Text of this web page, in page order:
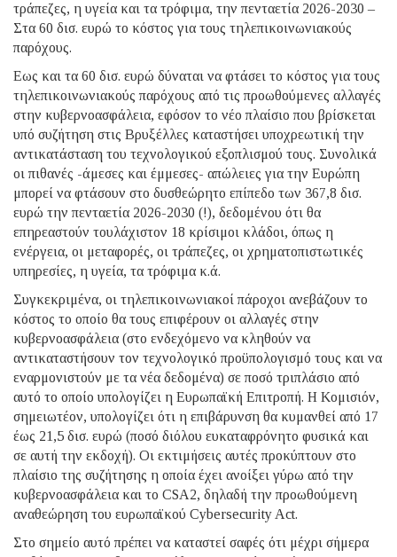
τράπεζες, η υγεία και τα τρόφιμα, την πενταετία 2026-2030 –
Στα 60 δισ. ευρώ το κόστος για τους τηλεπικοινωνιακούς
παρόχους.
Εως και τα 60 δισ. ευρώ δύναται να φτάσει το κόστος για τους
τηλεπικοινωνιακούς παρόχους από τις προωθούμενες αλλαγές
στην κυβερνοασφάλεια, εφόσον το νέο πλαίσιο που βρίσκεται
υπό συζήτηση στις Βρυξέλλες καταστήσει υποχρεωτική την
αντικατάσταση του τεχνολογικού εξοπλισμού τους. Συνολικά
οι πιθανές -άμεσες και έμμεσες- απώλειες για την Ευρώπη
μπορεί να φτάσουν στο δυσθεώρητο επίπεδο των 367,8 δισ.
ευρώ την πενταετία 2026-2030 (!), δεδομένου ότι θα
επηρεαστούν τουλάχιστον 18 κρίσιμοι κλάδοι, όπως η
ενέργεια, οι μεταφορές, οι τράπεζες, οι χρηματοπιστωτικές
υπηρεσίες, η υγεία, τα τρόφιμα κ.ά.
Συγκεκριμένα, οι τηλεπικοινωνιακοί πάροχοι ανεβάζουν το
κόστος το οποίο θα τους επιφέρουν οι αλλαγές στην
κυβερνοασφάλεια (στο ενδεχόμενο να κληθούν να
αντικαταστήσουν τον τεχνολογικό προϋπολογισμό τους και να
εναρμονιστούν με τα νέα δεδομένα) σε ποσό τριπλάσιο από
αυτό το οποίο υπολογίζει η Ευρωπαϊκή Επιτροπή. Η Κομισιόν,
σημειωτέον, υπολογίζει ότι η επιβάρυνση θα κυμανθεί από 17
έως 21,5 δισ. ευρώ (ποσό διόλου ευκαταφρόνητο φυσικά και
σε αυτή την εκδοχή). Οι εκτιμήσεις αυτές προκύπτουν στο
πλαίσιο της συζήτησης η οποία έχει ανοίξει γύρω από την
κυβερνοασφάλεια και το CSA2, δηλαδή την προωθούμενη
αναθεώρηση του ευρωπαϊκού Cybersecurity Act.
Στο σημείο αυτό πρέπει να καταστεί σαφές ότι μέχρι σήμερα